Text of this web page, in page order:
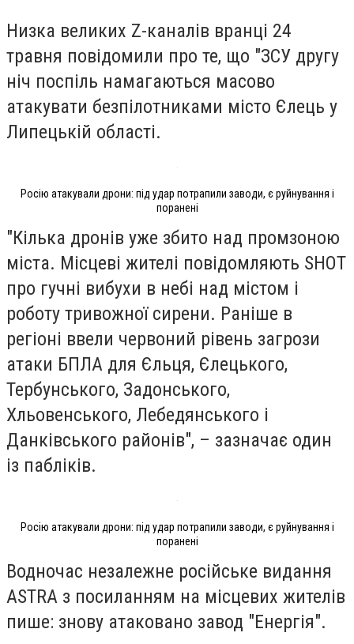
Низка великих Z-каналів вранці 24
травня повідомили про те, що "ЗСУ другу
ніч поспіль намагаються масово
атакувати безпілотниками місто Єлець у
Липецькій області.
Росію атакували дрони: під удар потрапили заводи, є руйнування і
поранені
"Кілька дронів уже збито над промзоною
міста. Місцеві жителі повідомляють SHOT
про гучні вибухи в небі над містом і
роботу тривожної сирени. Раніше в
регіоні ввели червоний рівень загрози
атаки БПЛА для Єльця, Єлецького,
Тербунського, Задонського,
Хльовенського, Лебедянського і
Данківського районів", – зазначає один
із пабліків.
Росію атакували дрони: під удар потрапили заводи, є руйнування і
поранені
Водночас незалежне російське видання
ASTRA з посиланням на місцевих жителів
пише: знову атаковано завод "Енергія".